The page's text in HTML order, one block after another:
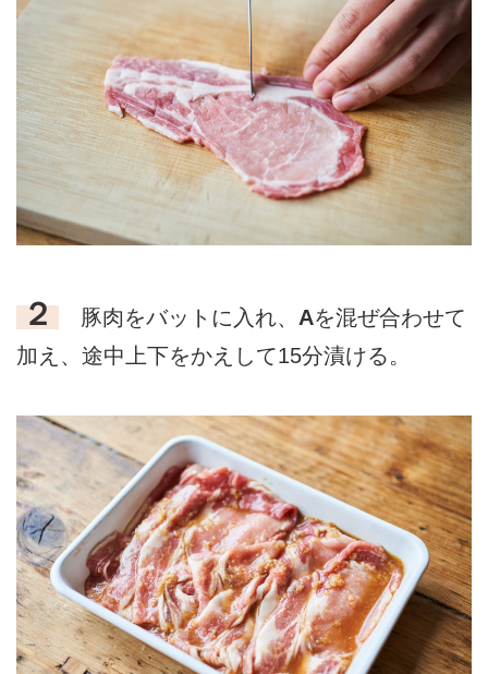
２ 豚肉をバットに入れ、 Aを混ぜ合わせて
加え、途中上下をかえして15分漬ける。